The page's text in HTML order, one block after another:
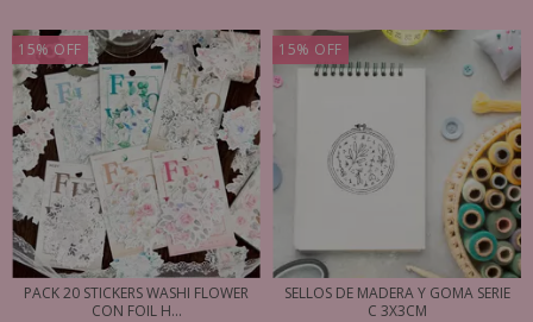
15% OFF
PACK 20 STICKERS WASHI FLOWER
CON FOIL H...
15% OFF
SELLOS DE MADERA Y GOMA SERIE
C 3X3CM